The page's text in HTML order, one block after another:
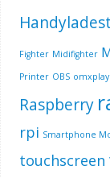
Fighter Midifighter
Printer OBS
Raspberry
rpi Smartphone
touchscreen